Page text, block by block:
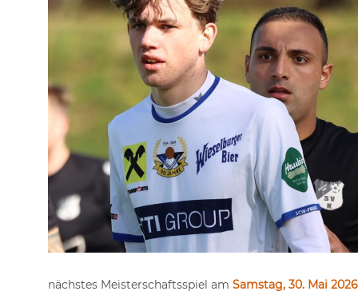
nächstes Meisterschaftsspiel am Samstag, 30. Mai 2026